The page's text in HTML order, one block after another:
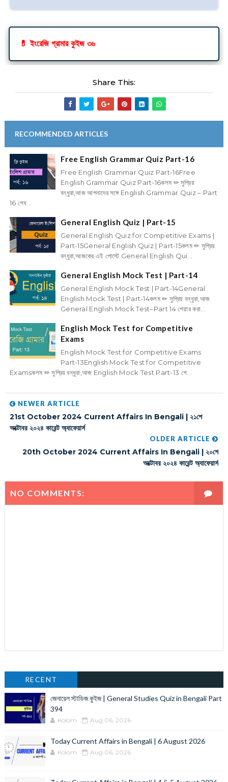
💊 ইংরেজি গ্রামার কুইজ ৩৬
Share This:
RECOMMENDED ARTICLES
Free English Grammar Quiz Part-16
Free English Grammar Quiz Part-16Free
English Grammar Quiz Part-16কলম ✏ সুপ্রিয়
বন্ধুরা,আজ আপনাদের সঙ্গে English Grammar Quiz – Part
16 শেয...
General English Quiz | Part-15
General English Quiz for Competitive Exams |
Part-15General English Quiz | Part-15কলম ✏ সুপ্রিয়
বন্ধুরা,আজকের এই পোস্টে General English Qui...
General English Mock Test | Part-14
General English Mock Test | Part-14General
English Mock Test | Part-14কলম ✏ সুপ্রিয় বন্ধুরা,আজ
General English Mock Test–Part 14 শেয়ার করা...
English Mock Test for Competitive
Exams
English Mock Test for Competitive Exams
Part-13English Mock Test for Competitive
Examsকলম ✏ সুপ্রিয় বন্ধুরা,আজ English Mock Test Part-13 শে...
NEWER ARTICLE
21st October 2024 Current Affairs In Bengali | ২১শে
অক্টোবর ২০২৪ কারেন্ট অ্যাফেয়ার্স
OLDER ARTICLE
20th October 2024 Current Affairs In Bengali | ২০শে
অক্টোবর ২০২৪ কারেন্ট অ্যাফেয়ার্স
NO COMMENTS:
RECENT
জেনারেল স্টাডিজ কুইজ | General Studies Quiz in Bengali Part
394
Kolom Aug 06, 2026
Today Current Affairs in Bengali | 6 August 2026
Kolom Aug 06, 2026